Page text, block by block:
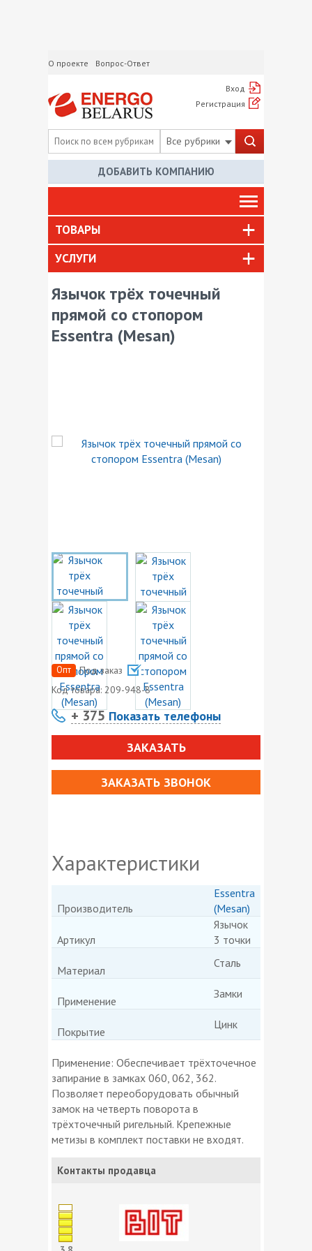
О проекте Вопрос-Ответ
Вход
Регистрация
Все рубрики
ДОБАВИТЬ КОМПАНИЮ
ТОВАРЫ
УСЛУГИ
Язычок трёх точечный
прямой со стопором
Essentra (Mesan)
Опт
Под заказ
Код товара: 209-948-8
+ 375 Показать телефоны
ЗАКАЗАТЬ
ЗАКАЗАТЬ ЗВОНОК
Характеристики
Производитель
Essentra
(Mesan)
Артикул
Язычок
3 точки
Материал
Сталь
Применение
Замки
Покрытие
Цинк
Применение: Обеспечивает трёхточечное
запирание в замках 060, 062, 362.
Позволяет переоборудовать обычный
замок на четверть поворота в
трёхточечный ригельный. Крепежные
метизы в комплект поставки не входят.
Контакты продавца